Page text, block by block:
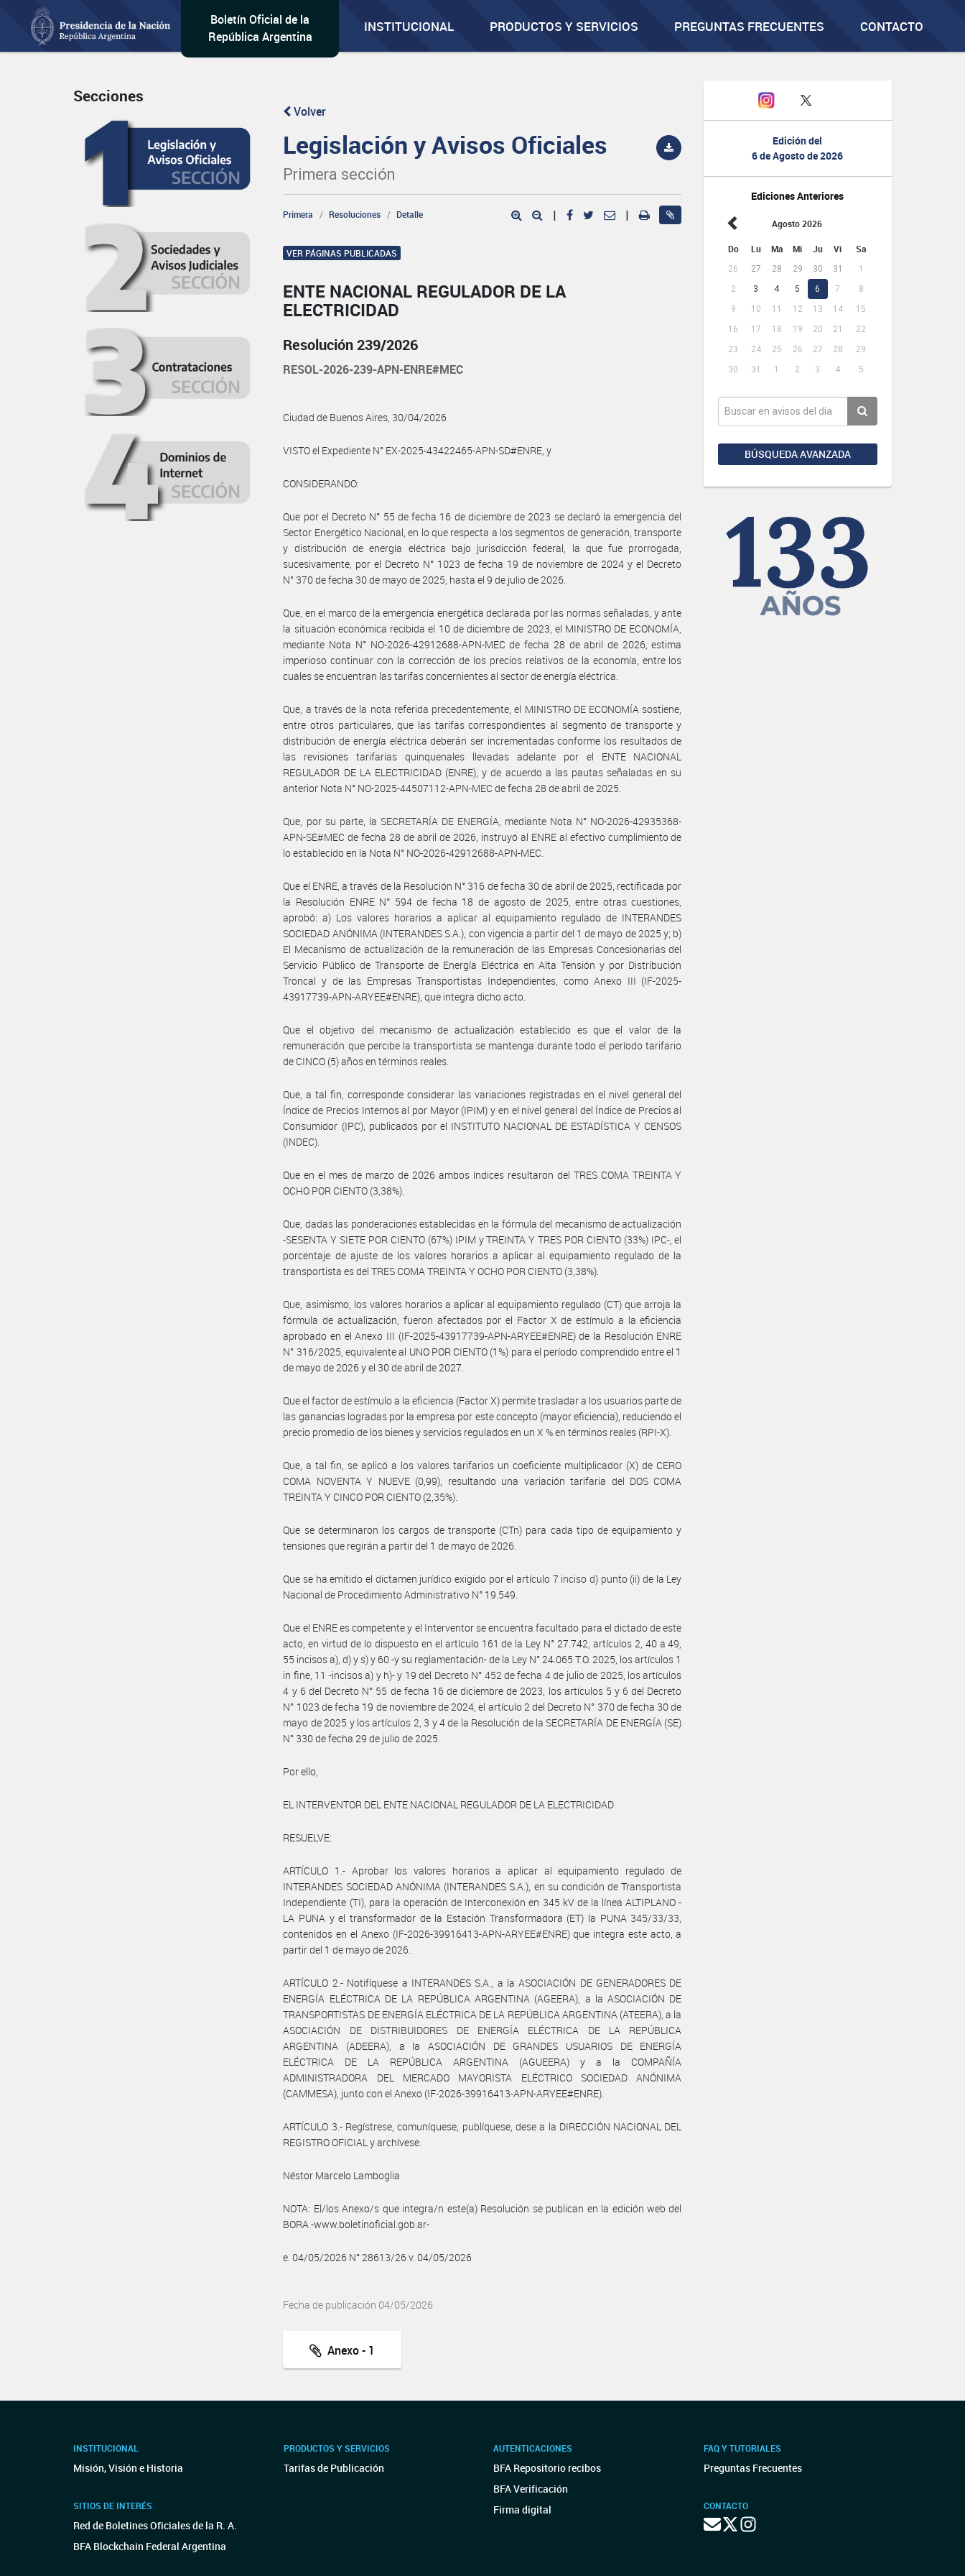
Boletín Oficial de la
República Argentina
INSTITUCIONAL PRODUCTOS Y SERVICIOS PREGUNTAS FRECUENTES CONTACTO
Edición del
6 de Agosto de 2026
Ediciones Anteriores
Agosto 2026
Do Lu Ma Mi Ju Vi Sa
26 27 28 29 30 31
1
2
3 4 5 6 7
8
9
10 11 12 13 14
15
16
17 18 19 20 21
22
23
24 25 26 27 28
29
30
31 1 2 3 4 5
BÚSQUEDA AVANZADA
Secciones
Volver
Legislación y Avisos Oficiales
Primera sección
Primera Resoluciones Detalle | |
VER PÁGINAS PUBLICADAS
ENTE NACIONAL REGULADOR DE LA
ELECTRICIDAD
Resolución 239/2026
RESOL-2026-239-APN-ENRE#MEC
Ciudad de Buenos Aires, 30/04/2026
VISTO el Expediente N° EX-2025-43422465-APN-SD#ENRE, y
CONSIDERANDO:
Que por el Decreto N° 55 de fecha 16 de diciembre de 2023 se declaró la emergencia del
Sector Energético Nacional, en lo que respecta a los segmentos de generación, transporte
y distribución de energía eléctrica bajo jurisdicción federal, la que fue prorrogada,
sucesivamente, por el Decreto N° 1023 de fecha 19 de noviembre de 2024 y el Decreto
N° 370 de fecha 30 de mayo de 2025, hasta el 9 de julio de 2026.
Que, en el marco de la emergencia energética declarada por las normas señaladas, y ante
la situación económica recibida el 10 de diciembre de 2023, el MINISTRO DE ECONOMÍA,
mediante Nota N° NO-2026-42912688-APN-MEC de fecha 28 de abril de 2026, estima
imperioso continuar con la corrección de los precios relativos de la economía, entre los
cuales se encuentran las tarifas concernientes al sector de energía eléctrica.
Que, a través de la nota referida precedentemente, el MINISTRO DE ECONOMÍA sostiene,
entre otros particulares, que las tarifas correspondientes al segmento de transporte y
distribución de energía eléctrica deberán ser incrementadas conforme los resultados de
las revisiones tarifarias quinquenales llevadas adelante por el ENTE NACIONAL
REGULADOR DE LA ELECTRICIDAD (ENRE), y de acuerdo a las pautas señaladas en su
anterior Nota N° NO-2025-44507112-APN-MEC de fecha 28 de abril de 2025.
Que, por su parte, la SECRETARÍA DE ENERGÍA, mediante Nota N° NO-2026-42935368-
APN-SE#MEC de fecha 28 de abril de 2026, instruyó al ENRE al efectivo cumplimiento de
lo establecido en la Nota N° NO-2026-42912688-APN-MEC.
Que el ENRE, a través de la Resolución N° 316 de fecha 30 de abril de 2025, rectificada por
la Resolución ENRE N° 594 de fecha 18 de agosto de 2025, entre otras cuestiones,
aprobó: a) Los valores horarios a aplicar al equipamiento regulado de INTERANDES
SOCIEDAD ANÓNIMA (INTERANDES S.A.), con vigencia a partir del 1 de mayo de 2025 y; b)
El Mecanismo de actualización de la remuneración de las Empresas Concesionarias del
Servicio Público de Transporte de Energía Eléctrica en Alta Tensión y por Distribución
Troncal y de las Empresas Transportistas Independientes, como Anexo III (IF-2025-
43917739-APN-ARYEE#ENRE), que integra dicho acto.
Que el objetivo del mecanismo de actualización establecido es que el valor de la
remuneración que percibe la transportista se mantenga durante todo el período tarifario
de CINCO (5) años en términos reales.
Que, a tal fin, corresponde considerar las variaciones registradas en el nivel general del
Índice de Precios Internos al por Mayor (IPIM) y en el nivel general del Índice de Precios al
Consumidor (IPC), publicados por el INSTITUTO NACIONAL DE ESTADÍSTICA Y CENSOS
(INDEC).
Que en el mes de marzo de 2026 ambos índices resultaron del TRES COMA TREINTA Y
OCHO POR CIENTO (3,38%).
Que, dadas las ponderaciones establecidas en la fórmula del mecanismo de actualización
-SESENTA Y SIETE POR CIENTO (67%) IPIM y TREINTA Y TRES POR CIENTO (33%) IPC-, el
porcentaje de ajuste de los valores horarios a aplicar al equipamiento regulado de la
transportista es del TRES COMA TREINTA Y OCHO POR CIENTO (3,38%).
Que, asimismo, los valores horarios a aplicar al equipamiento regulado (CT) que arroja la
fórmula de actualización, fueron afectados por el Factor X de estímulo a la eficiencia
aprobado en el Anexo III (IF-2025-43917739-APN-ARYEE#ENRE) de la Resolución ENRE
N° 316/2025, equivalente al UNO POR CIENTO (1%) para el período comprendido entre el 1
de mayo de 2026 y el 30 de abril de 2027.
Que el factor de estímulo a la eficiencia (Factor X) permite trasladar a los usuarios parte de
las ganancias logradas por la empresa por este concepto (mayor eficiencia), reduciendo el
precio promedio de los bienes y servicios regulados en un X % en términos reales (RPI-X).
Que, a tal fin, se aplicó a los valores tarifarios un coeficiente multiplicador (X) de CERO
COMA NOVENTA Y NUEVE (0,99), resultando una variación tarifaria del DOS COMA
TREINTA Y CINCO POR CIENTO (2,35%).
Que se determinaron los cargos de transporte (CTn) para cada tipo de equipamiento y
tensiones que regirán a partir del 1 de mayo de 2026.
Que se ha emitido el dictamen jurídico exigido por el artículo 7 inciso d) punto (ii) de la Ley
Nacional de Procedimiento Administrativo N° 19.549.
Que el ENRE es competente y el Interventor se encuentra facultado para el dictado de este
acto, en virtud de lo dispuesto en el artículo 161 de la Ley N° 27.742, artículos 2, 40 a 49,
55 incisos a), d) y s) y 60 -y su reglamentación- de la Ley N° 24.065 T.O. 2025, los artículos 1
in fine, 11 -incisos a) y h)- y 19 del Decreto N° 452 de fecha 4 de julio de 2025, los artículos
4 y 6 del Decreto N° 55 de fecha 16 de diciembre de 2023, los artículos 5 y 6 del Decreto
N° 1023 de fecha 19 de noviembre de 2024, el artículo 2 del Decreto N° 370 de fecha 30 de
mayo de 2025 y los artículos 2, 3 y 4 de la Resolución de la SECRETARÍA DE ENERGÍA (SE)
N° 330 de fecha 29 de julio de 2025.
Por ello,
EL INTERVENTOR DEL ENTE NACIONAL REGULADOR DE LA ELECTRICIDAD
RESUELVE:
ARTÍCULO 1.- Aprobar los valores horarios a aplicar al equipamiento regulado de
INTERANDES SOCIEDAD ANÓNIMA (INTERANDES S.A.), en su condición de Transportista
Independiente (TI), para la operación de Interconexión en 345 kV de la línea ALTIPLANO -
LA PUNA y el transformador de la Estación Transformadora (ET) la PUNA 345/33/33,
contenidos en el Anexo (IF-2026-39916413-APN-ARYEE#ENRE) que integra este acto, a
partir del 1 de mayo de 2026.
ARTÍCULO 2.- Notifíquese a INTERANDES S.A., a la ASOCIACIÓN DE GENERADORES DE
ENERGÍA ELÉCTRICA DE LA REPÚBLICA ARGENTINA (AGEERA), a la ASOCIACIÓN DE
TRANSPORTISTAS DE ENERGÍA ELÉCTRICA DE LA REPÚBLICA ARGENTINA (ATEERA), a la
ASOCIACIÓN DE DISTRIBUIDORES DE ENERGÍA ELÉCTRICA DE LA REPÚBLICA
ARGENTINA (ADEERA), a la ASOCIACIÓN DE GRANDES USUARIOS DE ENERGÍA
ELÉCTRICA DE LA REPÚBLICA ARGENTINA (AGUEERA) y a la COMPAÑÍA
ADMINISTRADORA DEL MERCADO MAYORISTA ELÉCTRICO SOCIEDAD ANÓNIMA
(CAMMESA), junto con el Anexo (IF-2026-39916413-APN-ARYEE#ENRE).
ARTÍCULO 3.- Regístrese, comuníquese, publíquese, dese a la DIRECCIÓN NACIONAL DEL
REGISTRO OFICIAL y archívese.
Néstor Marcelo Lamboglia
NOTA: El/los Anexo/s que integra/n este(a) Resolución se publican en la edición web del
BORA -www.boletinoficial.gob.ar-
e. 04/05/2026 N° 28613/26 v. 04/05/2026
Fecha de publicación 04/05/2026
Anexo - 1
INSTITUCIONAL
Misión, Visión e Historia
SITIOS DE INTERÉS
Red de Boletines Oficiales de la R. A.
BFA Blockchain Federal Argentina
PRODUCTOS Y SERVICIOS
Tarifas de Publicación
AUTENTICACIONES
BFA Repositorio recibos
BFA Verificación
Firma digital
FAQ Y TUTORIALES
Preguntas Frecuentes
CONTACTO